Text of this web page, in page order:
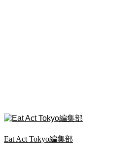
Eat Act Tokyo編集部